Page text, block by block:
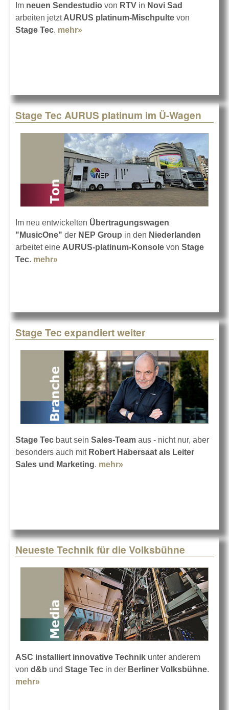
Im neuen Sendestudio von RTV in Novi Sad
arbeiten jetztAURUS platinum-Mischpulte von
Stage Tec. mehr»
Stage Tec AURUS platinum im Ü-Wagen
Im neu entwickelten Übertragungswagen
"MusicOne" der NEP Group in den Niederlanden
arbeitet eine AURUS-platinum-Konsole von Stage
Tec. mehr»
Stage Tec expandiert weiter
Stage Tec baut sein Sales-Team aus - nicht nur, aber
besonders auch mit Robert Habersaat als Leiter
Sales und Marketing. mehr»
Neueste Technik für die Volksbühne
ASC installiert innovative Technik unter anderem
von d&b und Stage Tec in der Berliner Volksbühne.
mehr»